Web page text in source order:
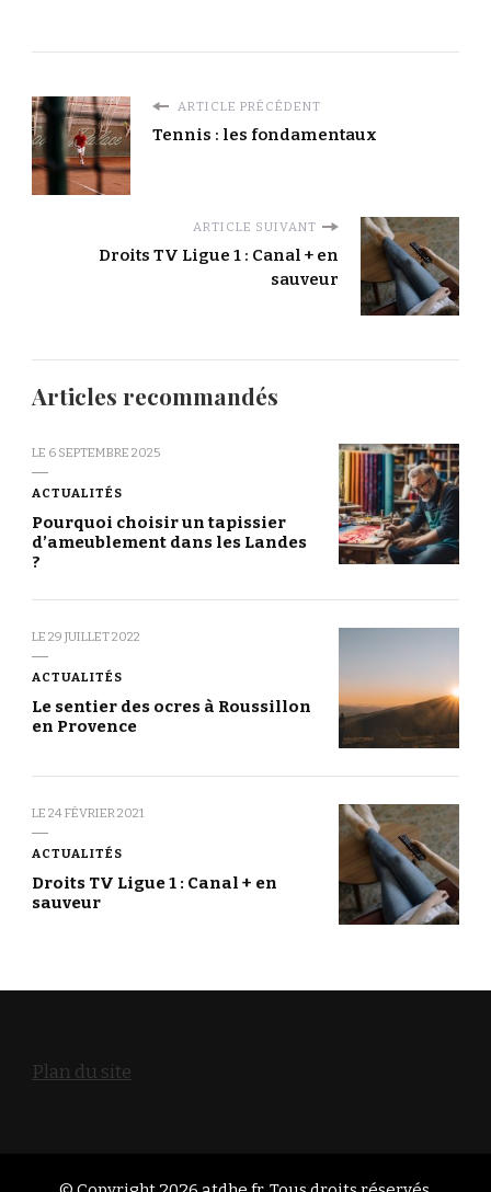
ARTICLE PRÉCÉDENT
Tennis : les fondamentaux
ARTICLE SUIVANT
Droits TV Ligue 1 : Canal + en
sauveur
Articles recommandés
LE 6 SEPTEMBRE 2025
ACTUALITÉS
Pourquoi choisir un tapissier
d’ameublement dans les Landes
?
LE 29 JUILLET 2022
ACTUALITÉS
Le sentier des ocres à Roussillon
en Provence
LE 24 FÉVRIER 2021
ACTUALITÉS
Droits TV Ligue 1 : Canal + en
sauveur
Plan du site